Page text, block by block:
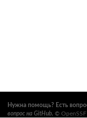
Нужна помощь? Есть
вопрос на GitHub. ©